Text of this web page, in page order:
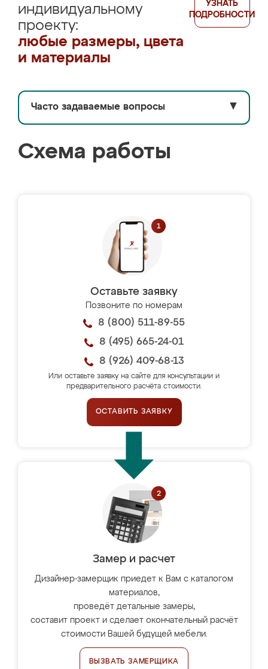
индивидуальному
проекту:
любые размеры, цвета
и материалы
УЗНАТЬ
ПОДРОБНОСТИ
Часто задаваемые вопросы ▼
Схема работы
Оставьте заявку
Позвоните по номерам
8 (800) 511-89-55
8 (495) 665-24-01
8 (926) 409-68-13
Или оставьте заявку на сайте для консультации и
предварительного расчёта стоимости.
ОСТАВИТЬ ЗАЯВКУ
Замер и расчет
Дизайнер-замерщик приедет к Вам с каталогом
материалов,
проведёт детальные замеры,
составит проект и сделает окончательный расчёт
стоимости Вашей будущей мебели.
ВЫЗВАТЬ ЗАМЕРЩИКА